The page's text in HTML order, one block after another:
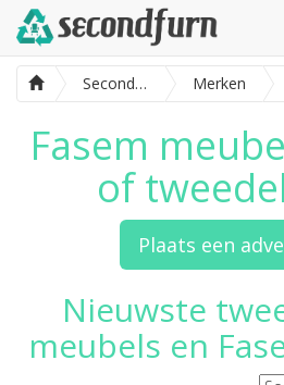
SecondFurn Merken
Fasem
of
Plaats een
Nieuwste
meubels en